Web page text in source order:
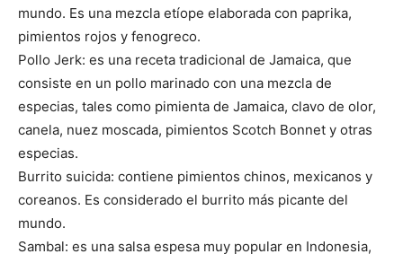
mundo. Es una mezcla etíope elaborada con paprika,
pimientos rojos y fenogreco.
Pollo Jerk: es una receta tradicional de Jamaica, que
consiste en un pollo marinado con una mezcla de
especias, tales como pimienta de Jamaica, clavo de olor,
canela, nuez moscada, pimientos Scotch Bonnet y otras
especias.
Burrito suicida: contiene pimientos chinos, mexicanos y
coreanos. Es considerado el burrito más picante del
mundo.
Sambal: es una salsa espesa muy popular en Indonesia,